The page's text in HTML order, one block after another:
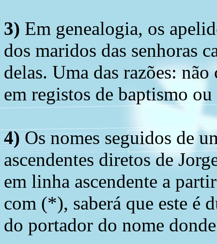
3) Em genealogia, os
dos maridos das senhoras
delas. Uma das razões:
em registos de baptismo
4) Os nomes seguidos de
ascendentes diretos de
em linha ascendente a
com (*), saberá que este é
do portador do nome